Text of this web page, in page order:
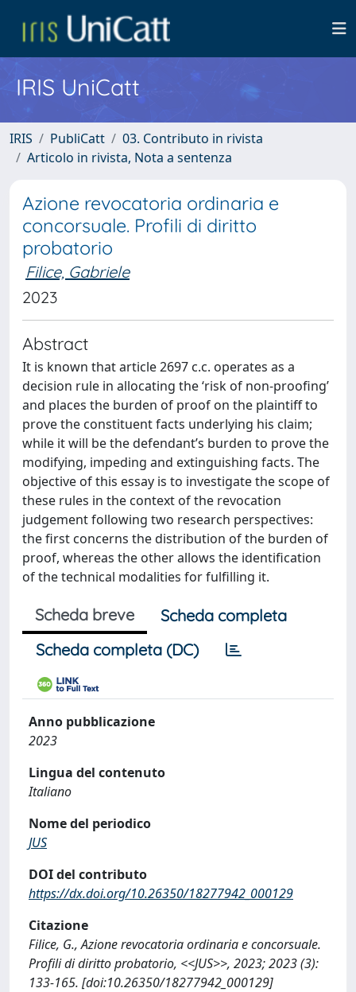
IRIS UniCatt
IRIS PubliCatt
03. Contributo in rivista
Articolo in rivista, Nota a sentenza
Azione revocatoria ordinaria e
concorsuale. Profili di diritto
probatorio
Filice, Gabriele
2023
Abstract
It is known that article 2697 c.c. operates as a
decision rule in allocating the ‘risk of non-proofing’
and places the burden of proof on the plaintiff to
prove the constituent facts underlying his claim;
while it will be the defendant’s burden to prove the
modifying, impeding and extinguishing facts. The
objective of this essay is to investigate the scope of
these rules in the context of the revocation
judgement following two research perspectives:
the first concerns the distribution of the burden of
proof, whereas the other allows the identification
of the technical modalities for fulfilling it.
Scheda breve
Scheda completa
Scheda completa (DC)
Anno pubblicazione
2023
Lingua del contenuto
Italiano
Nome del periodico
JUS
DOI del contributo
https://dx.doi.org/10.26350/18277942_000129
Citazione
Filice, G., Azione revocatoria ordinaria e concorsuale.
Profili di diritto probatorio, <<JUS>>, 2023; 2023 (3):
133-165. [doi:10.26350/18277942_000129]